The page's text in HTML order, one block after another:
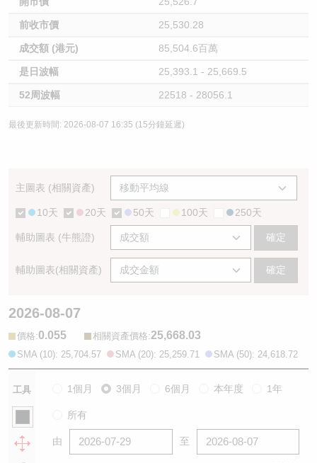
前收市價 25,530.28
成交額 (港元) 85,504.6百萬
是日波幅 25,393.1 - 25,669.5
52周波幅 22518 - 28056.1
最後更新時間: 2026-08-07 16:35 (15分鐘延遲)
主圖表 (相關資產)
10天 20天 50天 100天 250天
輔助圖表 (牛熊證) 確定
輔助圖表(相關資產) 確定
2026-08-07
價格:0.055 相關資產價格:25,668.03
SMA (10): 25,704.57 SMA (20): 25,259.71 SMA (50): 24,618.72
工具 1個月 3個月 6個月 本年度 1年
所有
由 至